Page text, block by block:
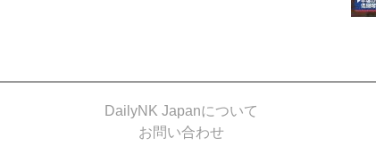
DailyNK Japanについて
お問い合わせ